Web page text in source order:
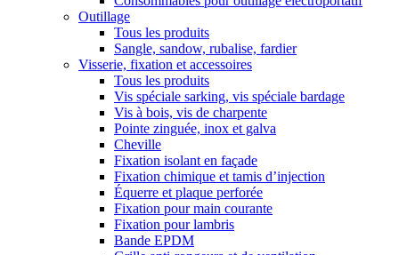
Outillage
Tous les produits
Sangle, sandow, rubalise, fardier
Visserie, fixation et accessoires
Tous les produits
Vis spéciale sarking, vis spéciale bardage
Vis à bois, vis de charpente
Pointe zinguée, inox et galva
Cheville
Fixation isolant en façade
Fixation chimique et tamis d’injection
Équerre et plaque perforée
Fixation pour main courante
Fixation pour lambris
Bande EPDM